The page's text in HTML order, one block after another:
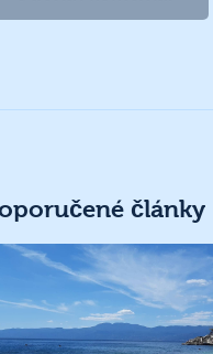
články